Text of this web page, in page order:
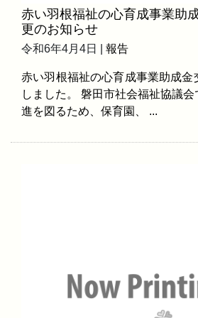
赤い羽根福祉の心育成事業助
更のお知らせ
令和6年4月4日 | 報告
赤い羽根福祉の心育成事業助成金
しました。 磐田市社会福祉協議
進を図るため、保育園、 ...